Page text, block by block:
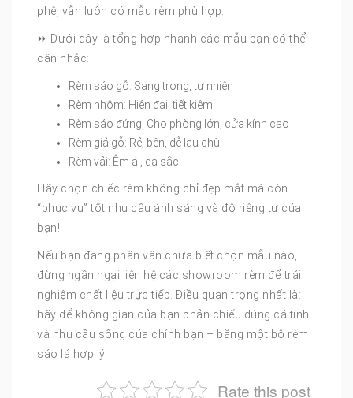
phê, vẫn luôn có mẫu rèm phù hợp.
⏩ Dưới đây là tổng hợp nhanh các mẫu bạn có thể
cân nhắc:
Rèm sáo gỗ: Sang trọng, tự nhiên
Rèm nhôm: Hiện đại, tiết kiệm
Rèm sáo đứng: Cho phòng lớn, cửa kính cao
Rèm giả gỗ: Rẻ, bền, dễ lau chùi
Rèm vải: Êm ái, đa sắc
Hãy chọn chiếc rèm không chỉ đẹp mắt mà còn
“phục vụ” tốt nhu cầu ánh sáng và độ riêng tư của
bạn!
Nếu bạn đang phân vân chưa biết chọn mẫu nào,
đừng ngần ngại liên hệ các showroom rèm để trải
nghiệm chất liệu trực tiếp. Điều quan trọng nhất là:
hãy để không gian của bạn phản chiếu đúng cá tính
và nhu cầu sống của chính bạn – bằng một bộ rèm
sáo lá hợp lý.
Rate this post